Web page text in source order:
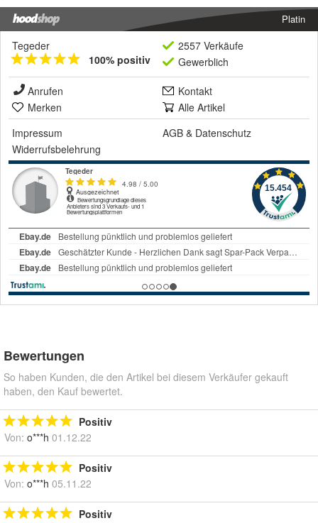
Platin
Tegeder
100% positiv
2557 Verkäufe
Gewerblich
Anrufen
Kontakt
Merken
Alle Artikel
Impressum
AGB & Datenschutz
Widerrufsbelehrung
Bewertungen
So haben Kunden, die den Artikel bei diesem Verkäufer gekauft
haben, den Kauf bewertet.
Positiv
Von: o***h 01.12.22
Positiv
Von: o***h 05.11.22
Positiv